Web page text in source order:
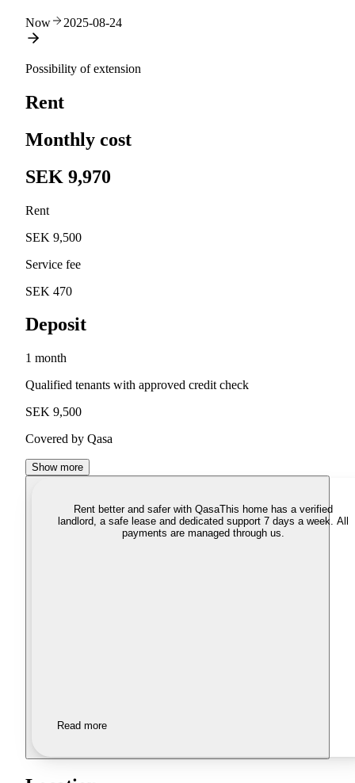
Now 2025-08-24
Possibility of extension
Rent
Monthly cost
SEK 9,970
Rent
SEK 9,500
Service fee
SEK 470
Deposit
1 month
Qualified tenants with approved credit check
SEK 9,500
Covered by Qasa
Show more
Rent better and safer with QasaThis home has a verified
landlord, a safe lease and dedicated support 7 days a week. All
payments are managed through us.
Read more